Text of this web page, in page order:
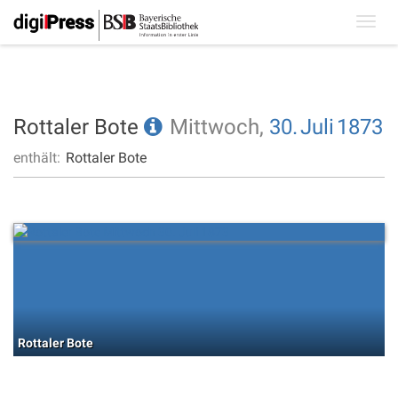
Rottaler Bote Mittwoch, 30.Juli 1873
enthält: Rottaler Bote
Rottaler Bote